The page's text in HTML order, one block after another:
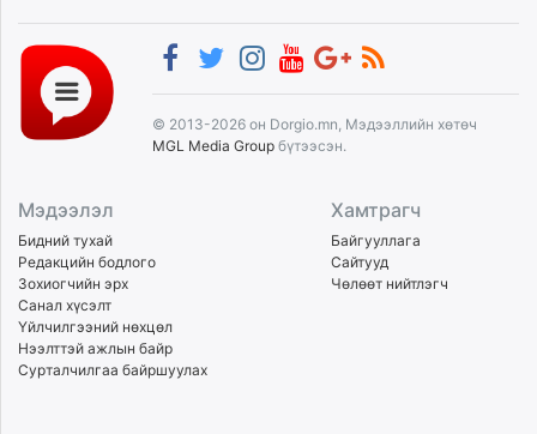
© 2013-2026 он Dorgio.mn, Мэдээллийн хөтөч
MGL Media Group бүтээсэн.
Мэдээлэл
Бидний тухай
Редакцийн бодлого
Зохиогчийн эрх
Санал хүсэлт
Үйлчилгээний нөхцөл
Нээлттэй ажлын байр
Сурталчилгаа байршуулах
Хамтрагч
Байгууллага
Сайтууд
Чөлөөт нийтлэгч